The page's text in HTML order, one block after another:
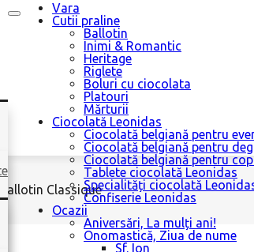
Vara
Cutii praline
Ballotin
Inimi & Romantic
Heritage
Riglete
Boluri cu ciocolata
Platouri
Mărturii
Ciocolată Leonidas
Ciocolată belgiană pentru
Ciocolată belgiană pentru
Ciocolată belgiană pentru
Tablete ciocolată Leonidas
Specialități ciocolată
Confiserie Leonidas
Ocazii
Aniversări, La mulți ani!
Onomastică, Ziua de nume
Sf. Ion
Ballotin Classique